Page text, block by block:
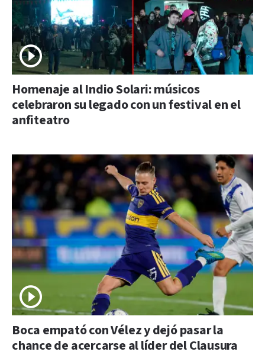
Homenaje al Indio Solari: músicos
celebraron su legado con un festival en el
anfiteatro
Boca empató con Vélez y dejó pasar la
chance de acercarse al líder del Clausura